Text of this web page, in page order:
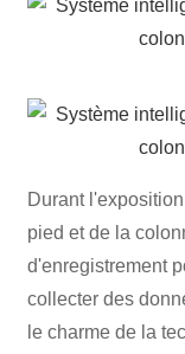
Durant
pied et de la
d'enregistrement
collecter des
le charme de la